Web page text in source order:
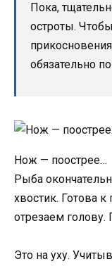
Пока,
остроты.
обязательно
Нож — поострее…
Рыба
хвостик. Готова
отрезаем голову.
Это на уху.